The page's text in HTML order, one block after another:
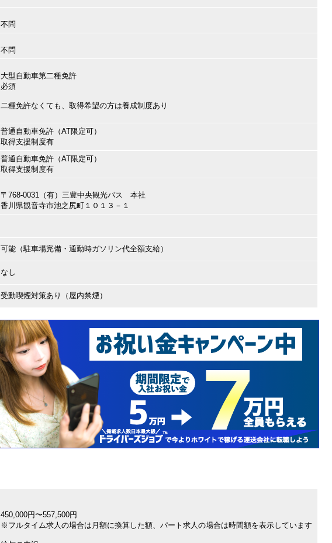
不問
不問
大型自動車第二種免許
必須
二種免許なくても、取得希望の方は養成制度あり
普通自動車免許（AT限定可）
取得支援制度有
普通自動車免許（AT限定可）
取得支援制度有
〒768-0031（有）三豊中央観光バス 本社
香川県観音寺市池之尻町１０１３－１
可能（駐車場完備・通勤時ガソリン代全額支給）
なし
受動喫煙対策あり（屋内禁煙）
450,000円〜557,500円
※フルタイム求人の場合は月額に換算した額、パート求人の場合は時間額を表示しています